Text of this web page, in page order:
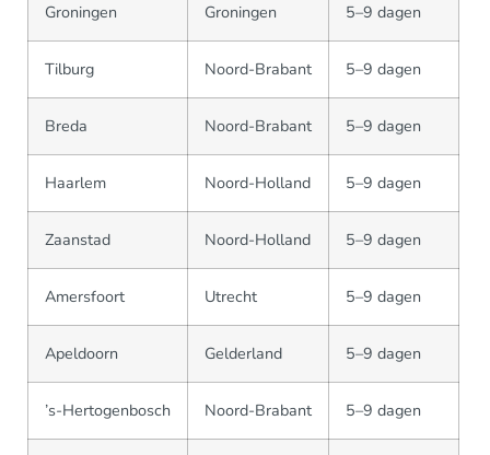
Groningen Groningen 5–9 dagen
Tilburg Noord-Brabant 5–9 dagen
Breda Noord-Brabant 5–9 dagen
Haarlem Noord-Holland 5–9 dagen
Zaanstad Noord-Holland 5–9 dagen
Amersfoort Utrecht 5–9 dagen
Apeldoorn Gelderland 5–9 dagen
’s-Hertogenbosch Noord-Brabant 5–9 dagen